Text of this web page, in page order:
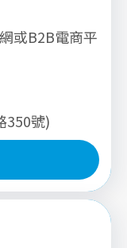
或B2B電商平
350號)